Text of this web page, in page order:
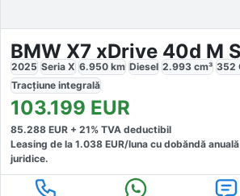
BMW X7 xDrive 40d M
2025 Seria X 6.950 km Diesel 2.993 cm³ 352
Tracțiune integrală
103.199 EUR
85.288 EUR + 21% TVA deductibil
Leasing de la 1.038 EUR/luna cu dobăndă anuală
juridice.